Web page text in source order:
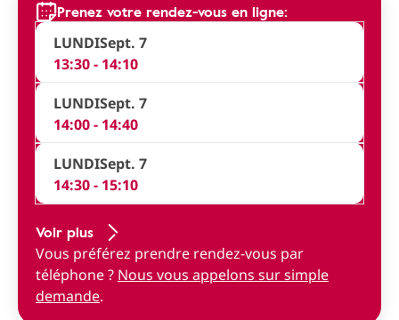
Prenez votre rendez-vous en ligne:
LUNDISept. 7
13:30 - 14:10
LUNDISept. 7
14:00 - 14:40
LUNDISept. 7
14:30 - 15:10
Voir plus
Vous préférez prendre rendez-vous par
téléphone ? Nous vous appelons sur simple
demande.